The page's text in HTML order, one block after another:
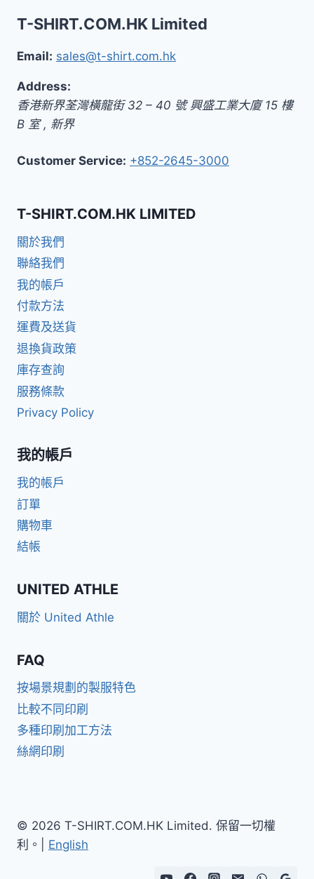
T-SHIRT.COM.HK Limited
Email: sales@t-shirt.com.hk
Address:
香港新界荃灣橫龍街 32 – 40 號 興盛工業大廈 15 樓
B 室, 新界
Customer Service: +852-2645-3000
T-SHIRT.COM.HK LIMITED
關於我們
聯絡我們
我的帳戶
付款方法
運費及送貨
退換貨政策
庫存查詢
服務條款
Privacy Policy
我的帳戶
我的帳戶
訂單
購物車
結帳
UNITED ATHLE
關於 United Athle
FAQ
按場景規劃的製服特色
比較不同印刷
多種印刷加工方法
絲網印刷
© 2026 T-SHIRT.COM.HK Limited. 保留一切權
利。| English